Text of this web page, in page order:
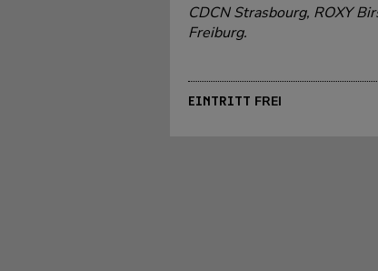
CDCN Strasbourg, ROXY
Freiburg.
EINTRITT FREI